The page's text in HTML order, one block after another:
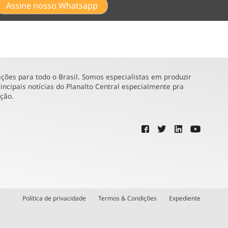
Assine nosso Whatsapp
para todo o Brasil. Somos especialistas em produzir
notícias do Planalto Central especialmente pra
Política de privacidade Termos & Condições Expediente